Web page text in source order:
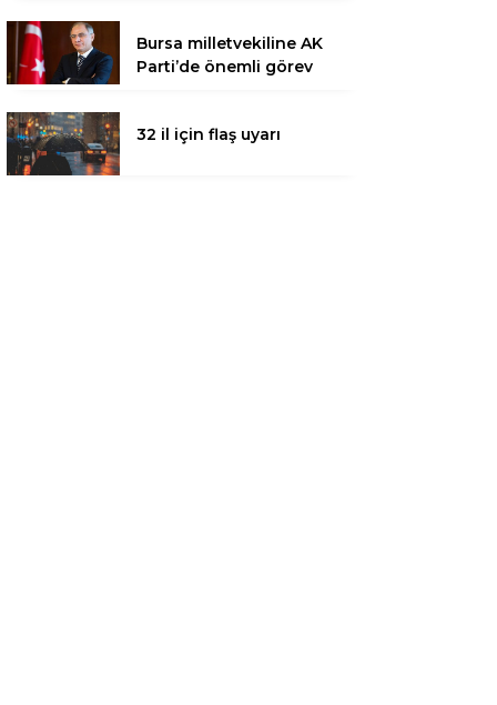
Bursa milletvekiline AK
Parti’de önemli görev
32 il için flaş uyarı